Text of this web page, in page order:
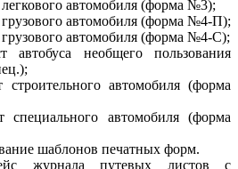
автомобиля (форма №3);
грузового автомобиля (форма №4-П);
грузового автомобиля (форма №4-С);
автобуса необщего пользования
строительного автомобиля (форма
специального автомобиля (форма
шаблонов печатных форм.
журнала путевых листов с